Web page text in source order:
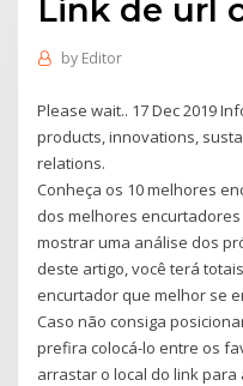
Link de url
by Editor
Please wait.. 17 Dec 2019
products, innovations,
relations.
Conheça os 10 melhores
dos melhores encurtadores
mostrar uma análise dos
deste artigo, você terá
encurtador que melhor se
Caso não consiga
prefira colocá-lo entre os
arrastar o local do link